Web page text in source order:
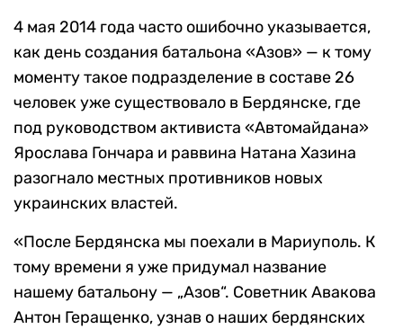
4 мая 2014 года часто ошибочно указывается,
как день создания батальона «Азов» — к тому
моменту такое подразделение в составе 26
человек уже существовало в Бердянске, где
под руководством активиста «Автомайдана»
Ярослава Гончара и раввина Натана Хазина
разогнало местных противников новых
украинских властей.
«После Бердянска мы поехали в Мариуполь. К
тому времени я уже придумал название
нашему батальону — „Азов“. Советник Авакова
Антон Геращенко, узнав о наших бердянских